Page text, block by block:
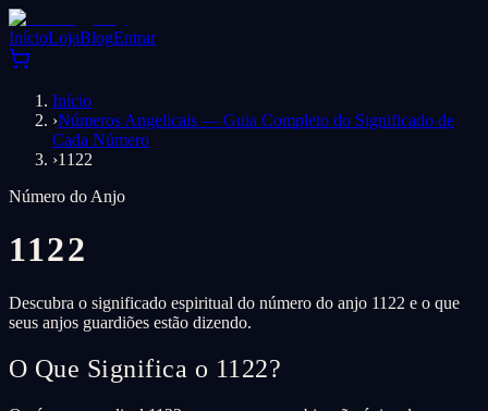
InícioLojaBlogEntrar
Início
›Números Angelicais — Guia Completo do Significado de
Cada Número
›1122
Número do Anjo
1122
Descubra o significado espiritual do número do anjo 1122 e o que
seus anjos guardiões estão dizendo.
O Que Significa o 1122?